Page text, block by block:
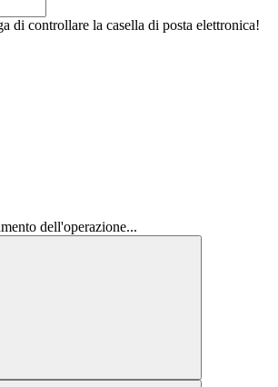
di controllare la casella di posta elettronica!
dell'operazione...